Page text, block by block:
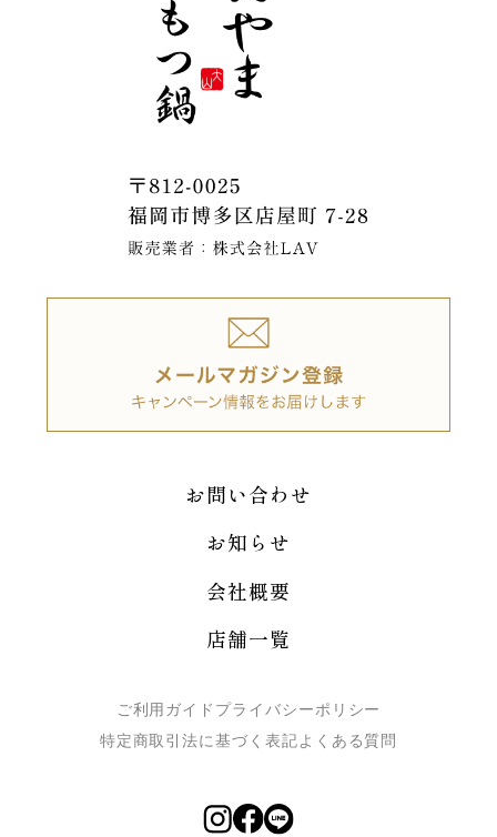
お問い合わせ
お知らせ
会社概要
店舗一覧
ご利用ガイド プライバシーポリシー
特定商取引法に基づく表記よくある質問